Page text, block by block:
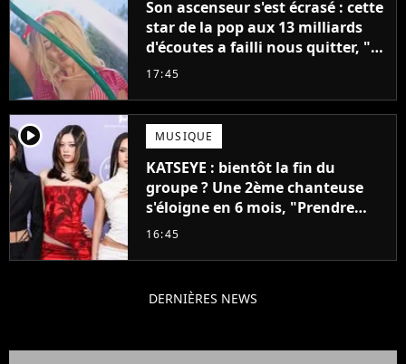
Son ascenseur s'est écrasé : cette
star de la pop aux 13 milliards
d'écoutes a failli nous quitter, "Je
pensais ne plus jamais chanter"
17:45
player2 MUSIQUE
KATSEYE : bientôt la fin du
groupe ? Une 2ème chanteuse
s'éloigne en 6 mois, "Prendre
cette décision n’a pas été facile"
16:45
DERNIÈRES NEWS